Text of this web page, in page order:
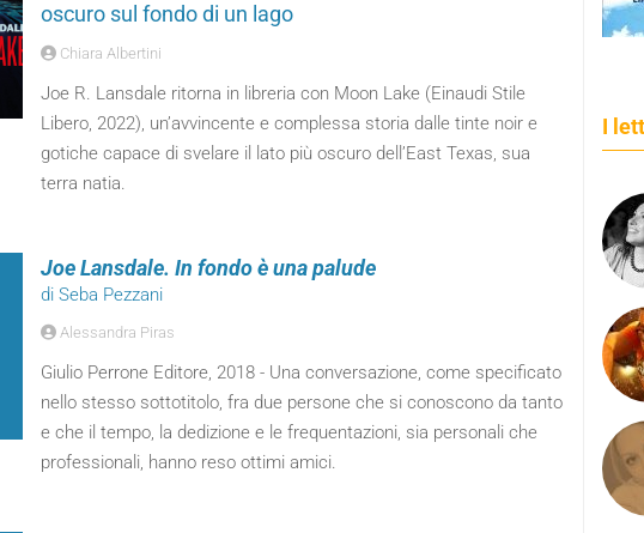
oscuro sul fondo di un lago
Chiara Albertini
Joe R. Lansdale ritorna in libreria con Moon Lake (Einaudi Stile
Libero, 2022), un’avvincente e complessa storia dalle tinte noir e
gotiche capace di svelare il lato più oscuro dell’East Texas, sua
terra natia.
Joe Lansdale. In fondo è una palude
di Seba Pezzani
Alessandra Piras
Giulio Perrone Editore, 2018 - Una conversazione, come specificato
nello stesso sottotitolo, fra due persone che si conoscono da tanto
e che il tempo, la dedizione e le frequentazioni, sia personali che
professionali, hanno reso ottimi amici.
I